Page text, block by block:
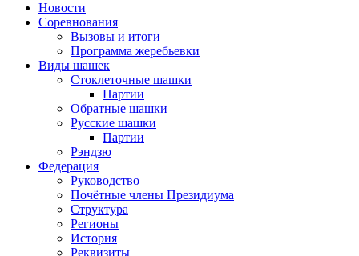
Новости
Соревнования
Вызовы и итоги
Программа жеребьевки
Виды шашек
Стоклеточные шашки
Партии
Обратные шашки
Русские шашки
Партии
Рэндзю
Федерация
Руководство
Почётные члены Президиума
Структура
Регионы
История
Реквизиты